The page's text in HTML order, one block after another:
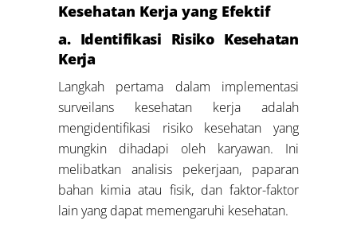
Kesehatan Kerja yang Efektif
a. Identifikasi Risiko Kesehatan
Kerja
Langkah pertama dalam implementasi
surveilans kesehatan kerja adalah
mengidentifikasi risiko kesehatan yang
mungkin dihadapi oleh karyawan. Ini
melibatkan analisis pekerjaan, paparan
bahan kimia atau fisik, dan faktor-faktor
lain yang dapat memengaruhi kesehatan.